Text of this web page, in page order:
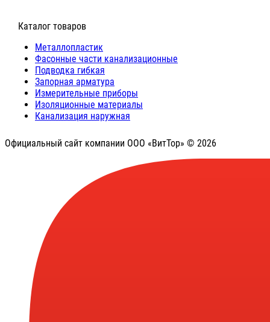
⠀Каталог товаров
Металлопластик
Фасонные части канализационные
Подводка гибкая
Запорная арматура
Измерительные приборы
Изоляционные материалы
Канализация наружная
Официальный сайт компании ООО «ВитТор» © 2026